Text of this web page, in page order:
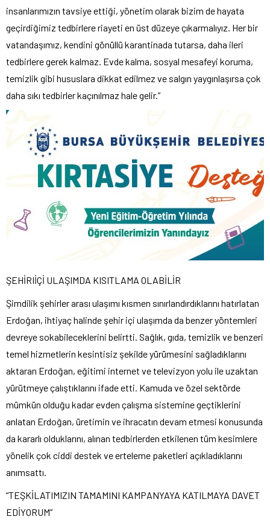
insanlarımızın tavsiye ettiği, yönetim olarak bizim de hayata
geçirdiğimiz tedbirlere riayeti en üst düzeye çıkarmalıyız. Her bir
vatandaşımız, kendini gönüllü karantinada tutarsa, daha ileri
tedbirlere gerek kalmaz. Evde kalma, sosyal mesafeyi koruma,
temizlik gibi hususlara dikkat edilmez ve salgın yaygınlaşırsa çok
daha sıkı tedbirler kaçınılmaz hale gelir.”
ŞEHİRIİÇİ ULAŞIMDA KISITLAMA OLABİLİR
Şimdilik şehirler arası ulaşımı kısmen sınırlandırdıklarını hatırlatan
Erdoğan, ihtiyaç halinde şehir içi ulaşımda da benzer yöntemleri
devreye sokabileceklerini belirtti. Sağlık, gıda, temizlik ve benzeri
temel hizmetlerin kesintisiz şekilde yürümesini sağladıklarını
aktaran Erdoğan, eğitimi internet ve televizyon yolu ile uzaktan
yürütmeye çalıştıklarını ifade etti. Kamuda ve özel sektörde
mümkün olduğu kadar evden çalışma sistemine geçtiklerini
anlatan Erdoğan, üretimin ve ihracatın devam etmesi konusunda
da kararlı olduklarını, alınan tedbirlerden etkilenen tüm kesimlere
yönelik çok ciddi destek ve erteleme paketleri açıkladıklarını
anımsattı.
“TEŞKİLATIMIZIN TAMAMINI KAMPANYAYA KATILMAYA DAVET
EDİYORUM”